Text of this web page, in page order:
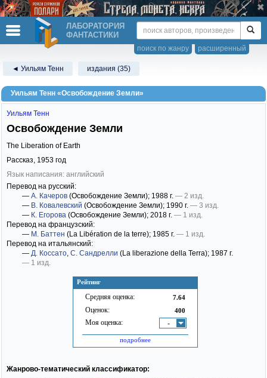
ЛАБОРАТОРИЯ
ФАНТАСТИКИ
расширенный
поиск по жанру
◄ Уильям Тенн издания (35)
Уильям Тенн «Освобождение Земли»
Рейтинг
Средняя оценка: 7.64
Оценок: 400
Моя оценка: -
подробнее
Уильям Тенн
Освобождение Земли
The Liberation of Earth
Рассказ, 1953 год
Язык написания: английский
Перевод на русский:
— А. Качеров (Освобождение Земли); 1988 г. — 2 изд.
— В. Ковалевский (Освобождение Земли); 1990 г. — 3 изд.
— К. Егорова (Освобождение Земли); 2018 г. — 1 изд.
Перевод на французский:
— М. Баттен (La Libération de la terre); 1985 г. — 1 изд.
Перевод на итальянский:
— Д. Коссато, С. Сандрелли (La liberazione della Terra); 1987 г.
— 1 изд.
Жанрово-тематический классификатор: